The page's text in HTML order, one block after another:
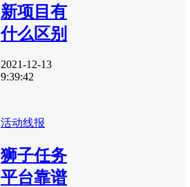
新项目有
什么区别
2021-12-13
9:39:42
活动线报
狮子任务
平台靠谱